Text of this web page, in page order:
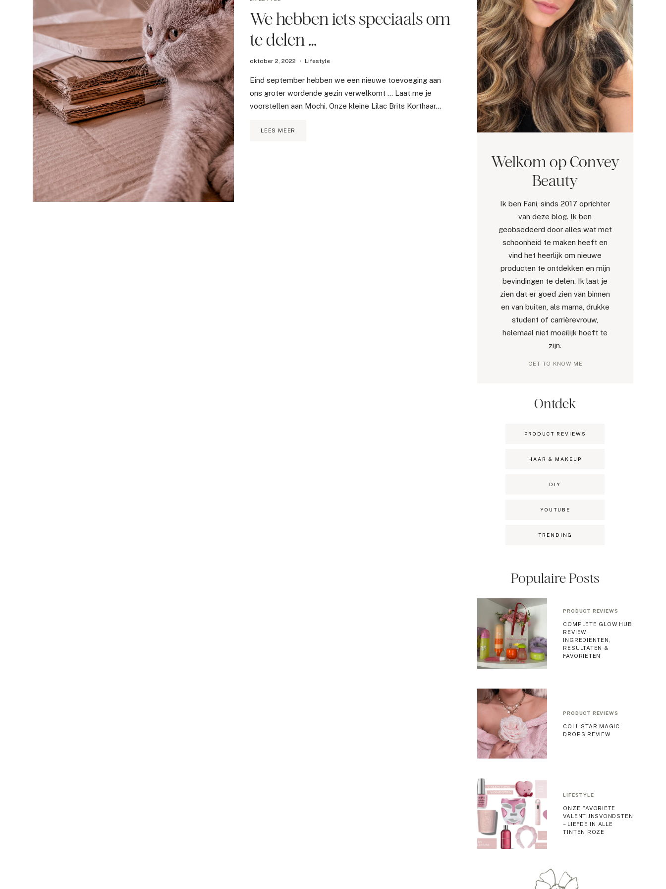
We hebben iets speciaals om
te delen …
oktober 2, 2022 Lifestyle
Eind september hebben we een nieuwe toevoeging aan
ons groter wordende gezin verwelkomt … Laat me je
voorstellen aan Mochi. Onze kleine Lilac Brits Korthaar…
LEES MEER
Welkom op Convey
Beauty
Ik ben Fani, sinds 2017 oprichter
van deze blog. Ik ben
geobsedeerd door alles wat met
schoonheid te maken heeft en
vind het heerlijk om nieuwe
producten te ontdekken en mijn
bevindingen te delen. Ik laat je
zien dat er goed zien van binnen
en van buiten, als mama, drukke
student of carrièrevrouw,
helemaal niet moeilijk hoeft te
zijn.
GET TO KNOW ME
Ontdek
PRODUCT REVIEWS
HAAR & MAKEUP
DIY
YOUTUBE
TRENDING
Populaire Posts
PRODUCT REVIEWS
COMPLETE GLOW HUB
REVIEW:
INGREDIËNTEN,
RESULTATEN &
FAVORIETEN
PRODUCT REVIEWS
COLLISTAR MAGIC
DROPS REVIEW
LIFESTYLE
ONZE FAVORIETE
VALENTIJNSVONDSTEN
– LIEFDE IN ALLE
TINTEN ROZE